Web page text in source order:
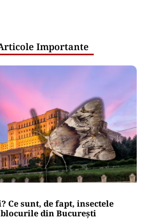
Importante
Ce sunt, de fapt, insectele
din București